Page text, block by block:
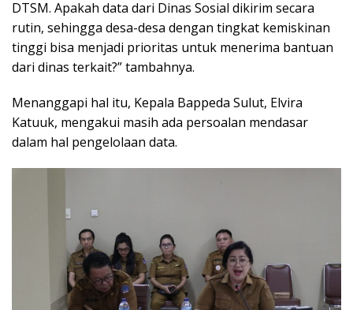
DTSM. Apakah data dari Dinas Sosial dikirim secara
rutin, sehingga desa-desa dengan tingkat kemiskinan
tinggi bisa menjadi prioritas untuk menerima bantuan
dari dinas terkait?” tambahnya.
Menanggapi hal itu, Kepala Bappeda Sulut, Elvira
Katuuk, mengakui masih ada persoalan mendasar
dalam hal pengelolaan data.